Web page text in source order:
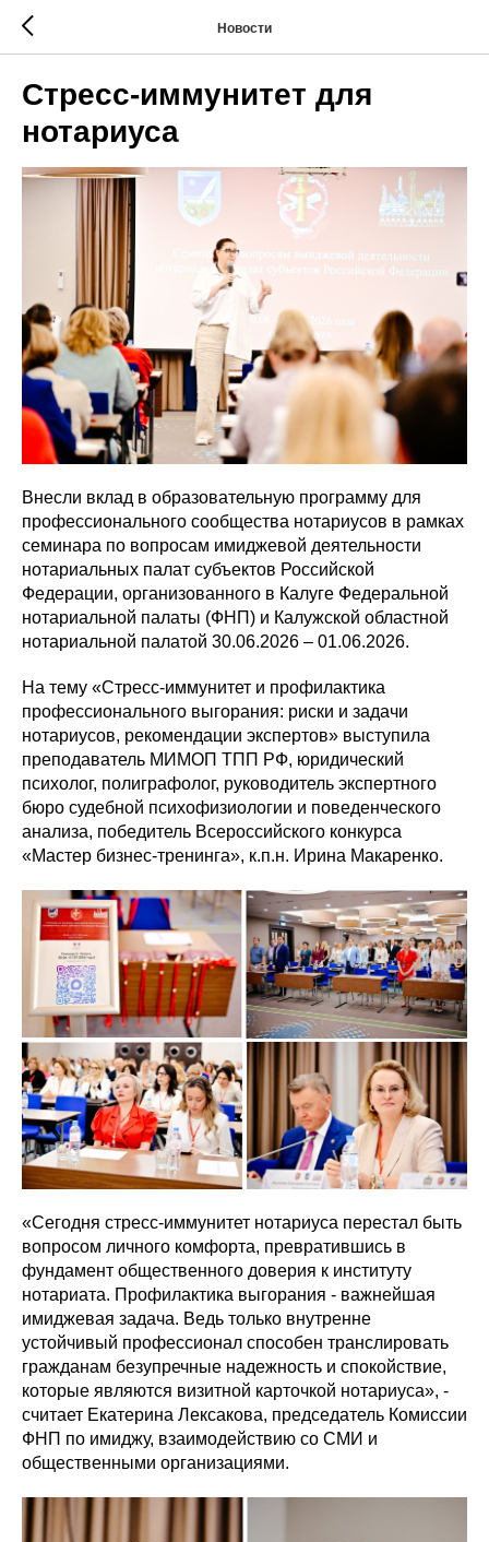
Новости
Стресс-иммунитет для
нотариуса
Внесли вклад в образовательную программу для
профессионального сообщества нотариусов в рамках
семинара по вопросам имиджевой деятельности
нотариальных палат субъектов Российской
Федерации, организованного в Калуге Федеральной
нотариальной палаты (ФНП) и Калужской областной
нотариальной палатой 30.06.2026 – 01.06.2026.
На тему «Стресс-иммунитет и профилактика
профессионального выгорания: риски и задачи
нотариусов, рекомендации экспертов» выступила
преподаватель МИМОП ТПП РФ, юридический
психолог, полиграфолог, руководитель экспертного
бюро судебной психофизиологии и поведенческого
анализа, победитель Всероссийского конкурса
«Мастер бизнес-тренинга», к.п.н. Ирина Макаренко.
«Сегодня стресс-иммунитет нотариуса перестал быть
вопросом личного комфорта, превратившись в
фундамент общественного доверия к институту
нотариата. Профилактика выгорания - важнейшая
имиджевая задача. Ведь только внутренне
устойчивый профессионал способен транслировать
гражданам безупречные надежность и спокойствие,
которые являются визитной карточкой нотариуса», -
считает Екатерина Лексакова, председатель Комиссии
ФНП по имиджу, взаимодействию со СМИ и
общественными организациями.